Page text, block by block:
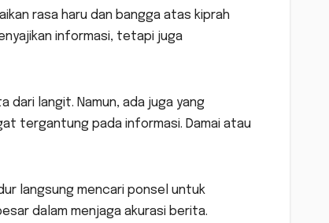
rasa haru dan bangga atas kiprah
informasi, tetapi juga
dari langit. Namun, ada juga yang
tergantung pada informasi. Damai atau
langsung mencari ponsel untuk
dalam menjaga akurasi berita.